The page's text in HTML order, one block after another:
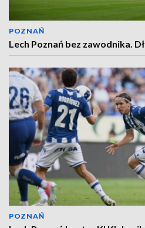
POZNAŃ
Lech Poznań bez zawodnika.
POZNAŃ